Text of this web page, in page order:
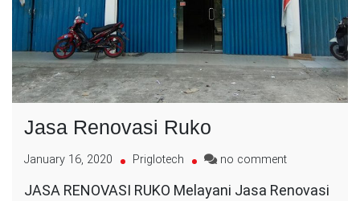
Jasa Renovasi Ruko
January 16, 2020 Priglotech no commenton
Renovasi
JASA RENOVASI RUKO Melayani Jasa Renovasi